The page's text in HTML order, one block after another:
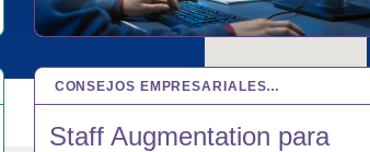
CONSEJOS EMPRESARIALES…
Staff Augmentation para
24 JUL 2024
Aviso
© 2022 Axsis